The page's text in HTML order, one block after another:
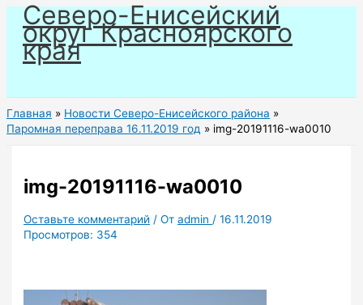
Перейти
содержимому
Северо-Енисейский
округ Красноярского
края
Главная
Новости Северо-Енисейского района
Паромная переправа 16.11.2019 год
img-20191116-wa0010
img-20191116-wa0010
Оставьте комментарий / Отadmin /16.11.2019
Просмотров: 354